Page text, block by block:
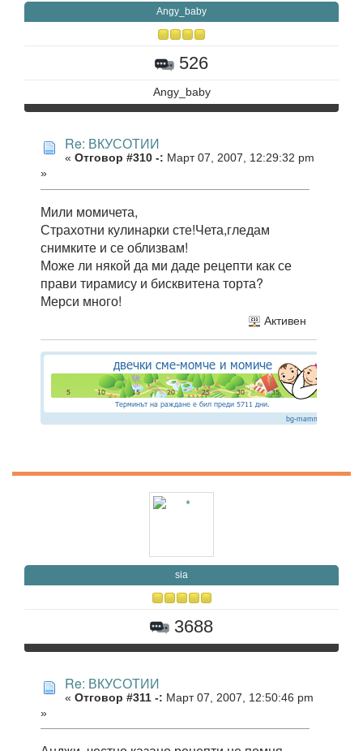
Angy_baby
526
Angy_baby
Re: ВКУСОТИИ
« Отговор #310 -: Март 07, 2007, 12:29:32 pm
»
Мили момичета,
Страхотни кулинарки сте!Чета,гледам
снимките и се облизвам!
Може ли някой да ми даде рецепти как се
прави тирамису и бисквитена торта?
Мерси много!
Активен
sia
3688
Re: ВКУСОТИИ
« Отговор #311 -: Март 07, 2007, 12:50:46 pm
»